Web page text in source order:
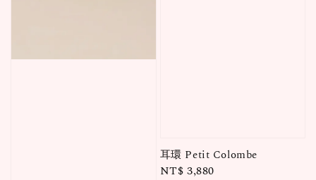
耳環 Petit Colombe
Regular
NT$ 3,880